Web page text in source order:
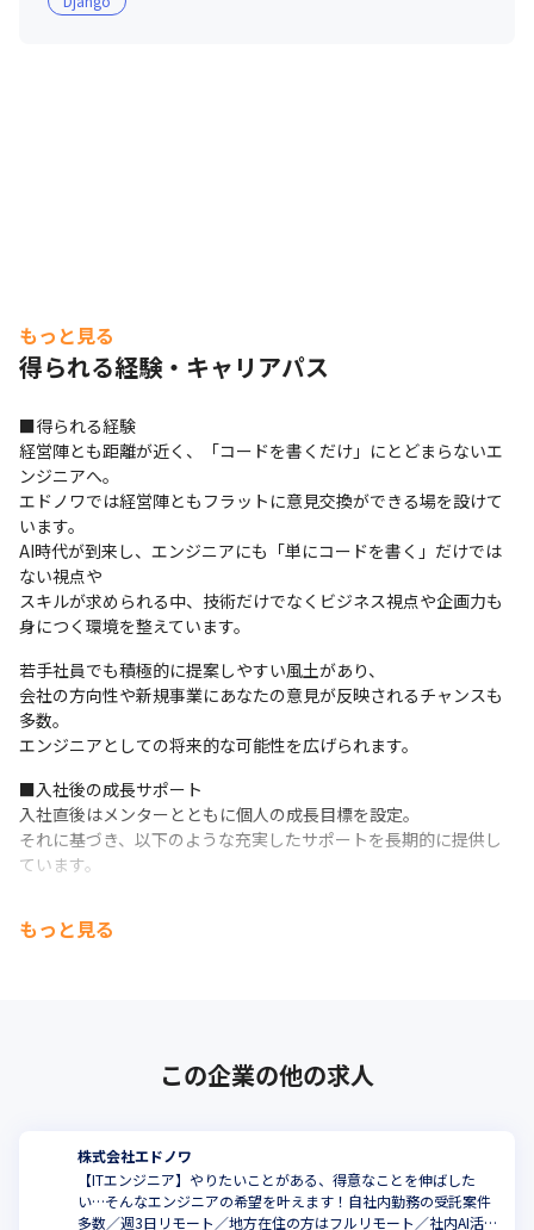
もっと見る
得られる経験・キャリアパス
■得られる経験
経営陣とも距離が近く、「コードを書くだけ」にとどまらないエ
ンジニアへ。
エドノワでは経営陣ともフラットに意見交換ができる場を設けて
います。
AI時代が到来し、エンジニアにも「単にコードを書く」だけでは
ない視点や
スキルが求められる中、技術だけでなくビジネス視点や企画力も
身につく環境を整えています。
若手社員でも積極的に提案しやすい風土があり、
会社の方向性や新規事業にあなたの意見が反映されるチャンスも
多数。
エンジニアとしての将来的な可能性を広げられます。
■入社後の成長サポート
入社直後はメンターとともに個人の成長目標を設定。
それに基づき、以下のような充実したサポートを長期的に提供し
ています。
◇資格取得報奨金制度、書籍購入費補助
もっと見る
この企業の他の求人
株式会社エドノワ
【ITエンジニア】やりたいことがある、得意なことを伸ばした
い…そんなエンジニアの希望を叶えます！自社内勤務の受託案件
多数／週3日リモート／地方在住の方はフルリモート／社内AI活用